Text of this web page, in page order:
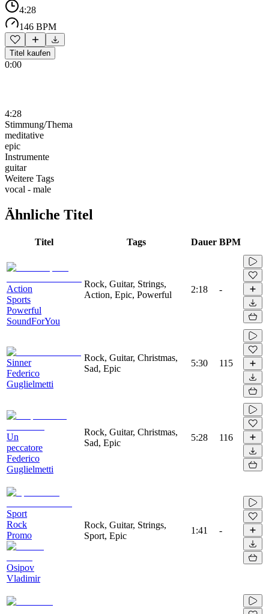
4:28
146 BPM
Titel kaufen
0:00
4:28
Stimmung/Thema
meditative
epic
Instrumente
guitar
Weitere Tags
vocal - male
Ähnliche Titel
Titel Tags Dauer BPM
Action
Sports
Powerful
SoundForYou
Rock, Guitar, Strings,
Action, Epic, Powerful
2:18 -
Sinner
Federico
Guglielmetti
Rock, Guitar, Christmas,
Sad, Epic
5:30 115
Un
peccatore
Federico
Guglielmetti
Rock, Guitar, Christmas,
Sad, Epic
5:28 116
Sport
Rock
Promo
Osipov
Vladimir
Rock, Guitar, Strings,
Sport, Epic
1:41 -